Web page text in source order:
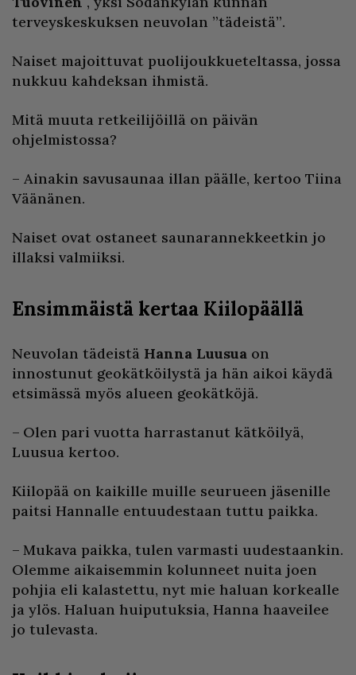
terveyskeskuksen neuvolan ”tädeistä”.
Naiset majoittuvat puolijoukkueteltassa, jossa
nukkuu kahdeksan ihmistä.
Mitä muuta retkeilijöillä on päivän
ohjelmistossa?
– Ainakin savusaunaa illan päälle, kertoo Tiina
Väänänen.
Naiset ovat ostaneet saunarannekkeetkin jo
illaksi valmiiksi.
Ensimmäistä kertaa Kiilopäällä
Neuvolan tädeistä Hanna Luusua on
innostunut geokätköilystä ja hän aikoi käydä
etsimässä myös alueen geokätköjä.
– Olen pari vuotta harrastanut kätköilyä,
Luusua kertoo.
Kiilopää on kaikille muille seurueen jäsenille
paitsi Hannalle entuudestaan tuttu paikka.
– Mukava paikka, tulen varmasti uudestaankin.
Olemme aikaisemmin kolunneet nuita joen
pohjia eli kalastettu, nyt mie haluan korkealle
ja ylös. Haluan huiputuksia, Hanna haaveilee
jo tulevasta.